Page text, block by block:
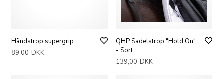
Håndstrop supergrip
89,00 DKK
QHP Sadelstrop "Hold On"
- Sort
139,00 DKK